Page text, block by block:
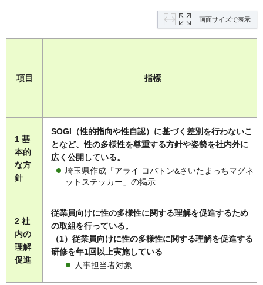
画面サイズで表示
項目 指標
1 基
本的
な方
針
SOGI（性的指向や性自認）に基づく差別を行わないこ
となど、性の多様性を尊重する方針や姿勢を社内外に
広く公開している。
埼玉県作成「アライ コバトン&さいたまっちマグネ
ットステッカー」の掲示
2 社
内の
理解
促進
従業員向けに性の多様性に関する理解を促進するため
の取組を行っている。
（1）従業員向けに性の多様性に関する理解を促進する
研修を年1回以上実施している
人事担当者対象